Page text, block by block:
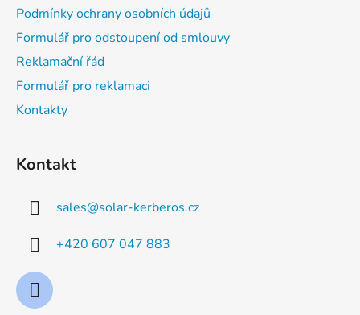
Podmínky ochrany osobních údajů
Formulář pro odstoupení od smlouvy
Reklamační řád
Formulář pro reklamaci
Kontakty
Kontakt
sales@solar-kerberos.cz
+420 607 047 883